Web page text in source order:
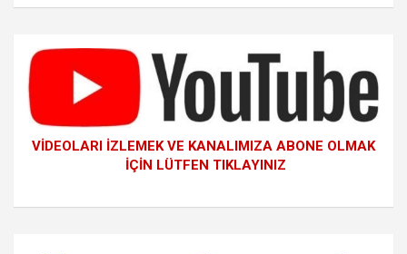
VİDEOLARI İZLEMEK VE KANALIMIZA ABONE OLMAK
İÇİN LÜTFEN TIKLAYINIZ